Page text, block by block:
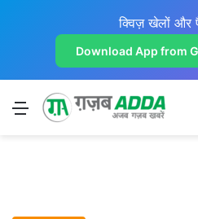
क्विज़ खेलों और
Download App from
Menu